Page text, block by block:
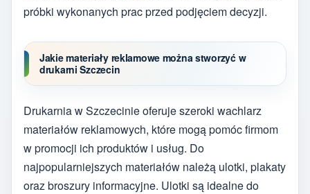
próbki wykonanych prac przed podjęciem decyzji.
Jakie materiały reklamowe można stworzyć w
drukarni Szczecin
Drukarnia w Szczecinie oferuje szeroki wachlarz
materiałów reklamowych, które mogą pomóc firmom
w promocji ich produktów i usług. Do
najpopularniejszych materiałów należą ulotki, plakaty
oraz broszury informacyjne. Ulotki są idealne do